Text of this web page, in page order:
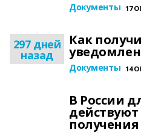
Документы 17
297 дней
назад
Как
Документы 14
В России
получения